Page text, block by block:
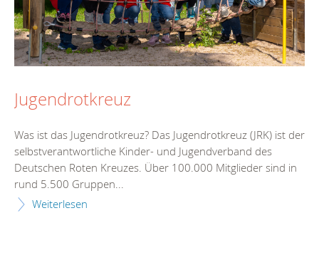
Jugendrotkreuz
Was ist das Jugendrotkreuz? Das Jugendrotkreuz (JRK) ist der
selbstverantwortliche Kinder- und Jugendverband des
Deutschen Roten Kreuzes. Über 100.000 Mitglieder sind in
rund 5.500 Gruppen...
Weiterlesen